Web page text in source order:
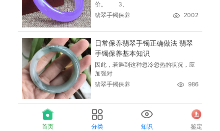
价。 3、
翡翠手镯保养
2002
日常保养翡翠手镯正确做法 翡翠
手镯保养基本知识
因此，若遇到这种忽冷忽热的状况，应
加强对
翡翠手镯保养
986
首页 分类 知识 鉴定